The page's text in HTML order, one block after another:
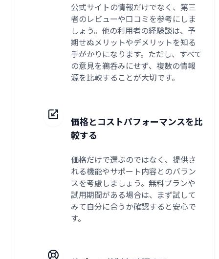
公式サイトの情報だけでなく、第三
者のレビューや口コミを参考にしま
しょう。他の利用者の経験談は、予
期せぬメリットやデメリットを知る
手がかりになります。ただし、すべて
の意見を鵜呑みにせず、複数の情報
源を比較することが大切です。
価格とコストパフォーマンスを比
較する
価格だけで選ぶのではなく、提供さ
れる機能やサポート内容とのバラン
スを考慮しましょう。無料プランや
試用期間がある場合は、まず試して
みて自分に合うか確認すると安心で
す。